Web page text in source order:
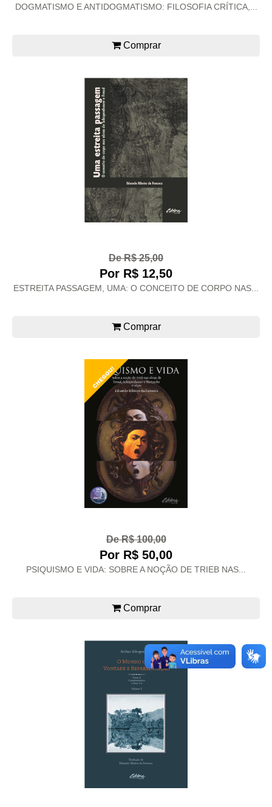
DOGMATISMO E ANTIDOGMATISMO: FILOSOFIA CRÍTICA,...
Comprar
De R$ 25,00
Por R$ 12,50
ESTREITA PASSAGEM, UMA: O CONCEITO DE CORPO NAS...
Comprar
De R$ 100,00
Por R$ 50,00
PSIQUISMO E VIDA: SOBRE A NOÇÃO DE TRIEB NAS...
Comprar